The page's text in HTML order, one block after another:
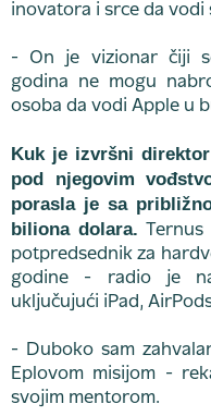
inovatora i srce da vodi
- On je vizionar čiji
godina ne mogu
osoba da vodi Apple u
Kuk je izvršni
pod njegovim
porasla je sa
biliona dolara.
potpredsednik za
godine - radio je
uključujući iPad,
- Duboko sam
Eplovom misijom -
svojim mentorom.